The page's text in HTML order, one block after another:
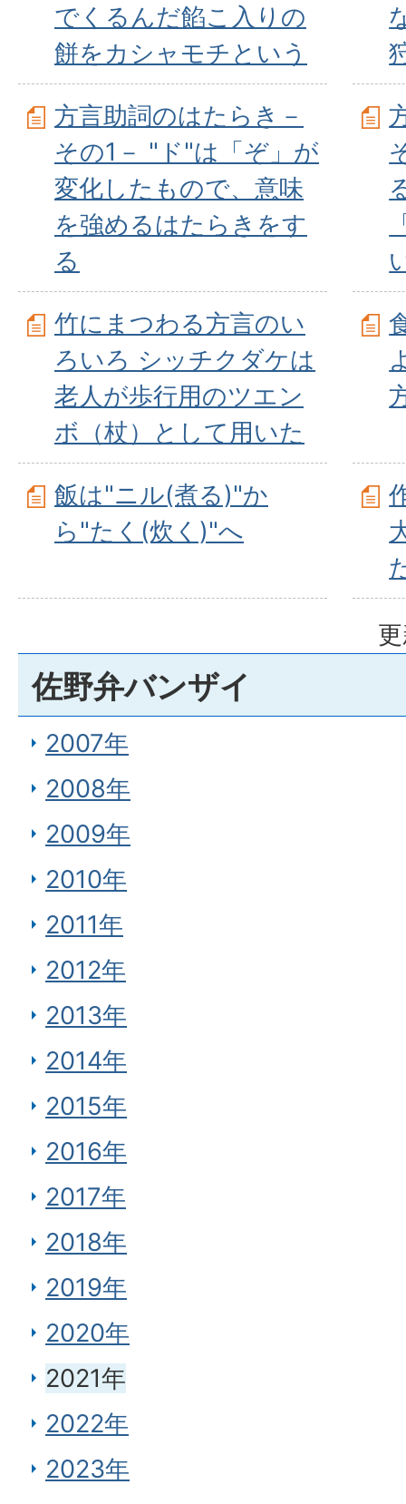
でくるんだ餡こ入りの
餅をカシャモチという
方言助詞のはたらき－
その1－ "ド"は「ぞ」が
変化したもので、意味
を強めるはたらきをす
る
竹にまつわる方言のい
ろいろ シッチクダケは
老人が歩行用のツエン
ボ（杖）として用いた
飯は"ニル(煮る)"か
ら"たく(炊く)"へ
佐野弁バンザイ
2007年
2008年
2009年
2010年
2011年
2012年
2013年
2014年
2015年
2016年
2017年
2018年
2019年
2020年
2021年
2022年
2023年